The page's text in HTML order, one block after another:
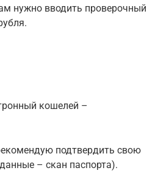
нужно вводить проверочный
кошелей –
подтвердить свою
– скан паспорта).